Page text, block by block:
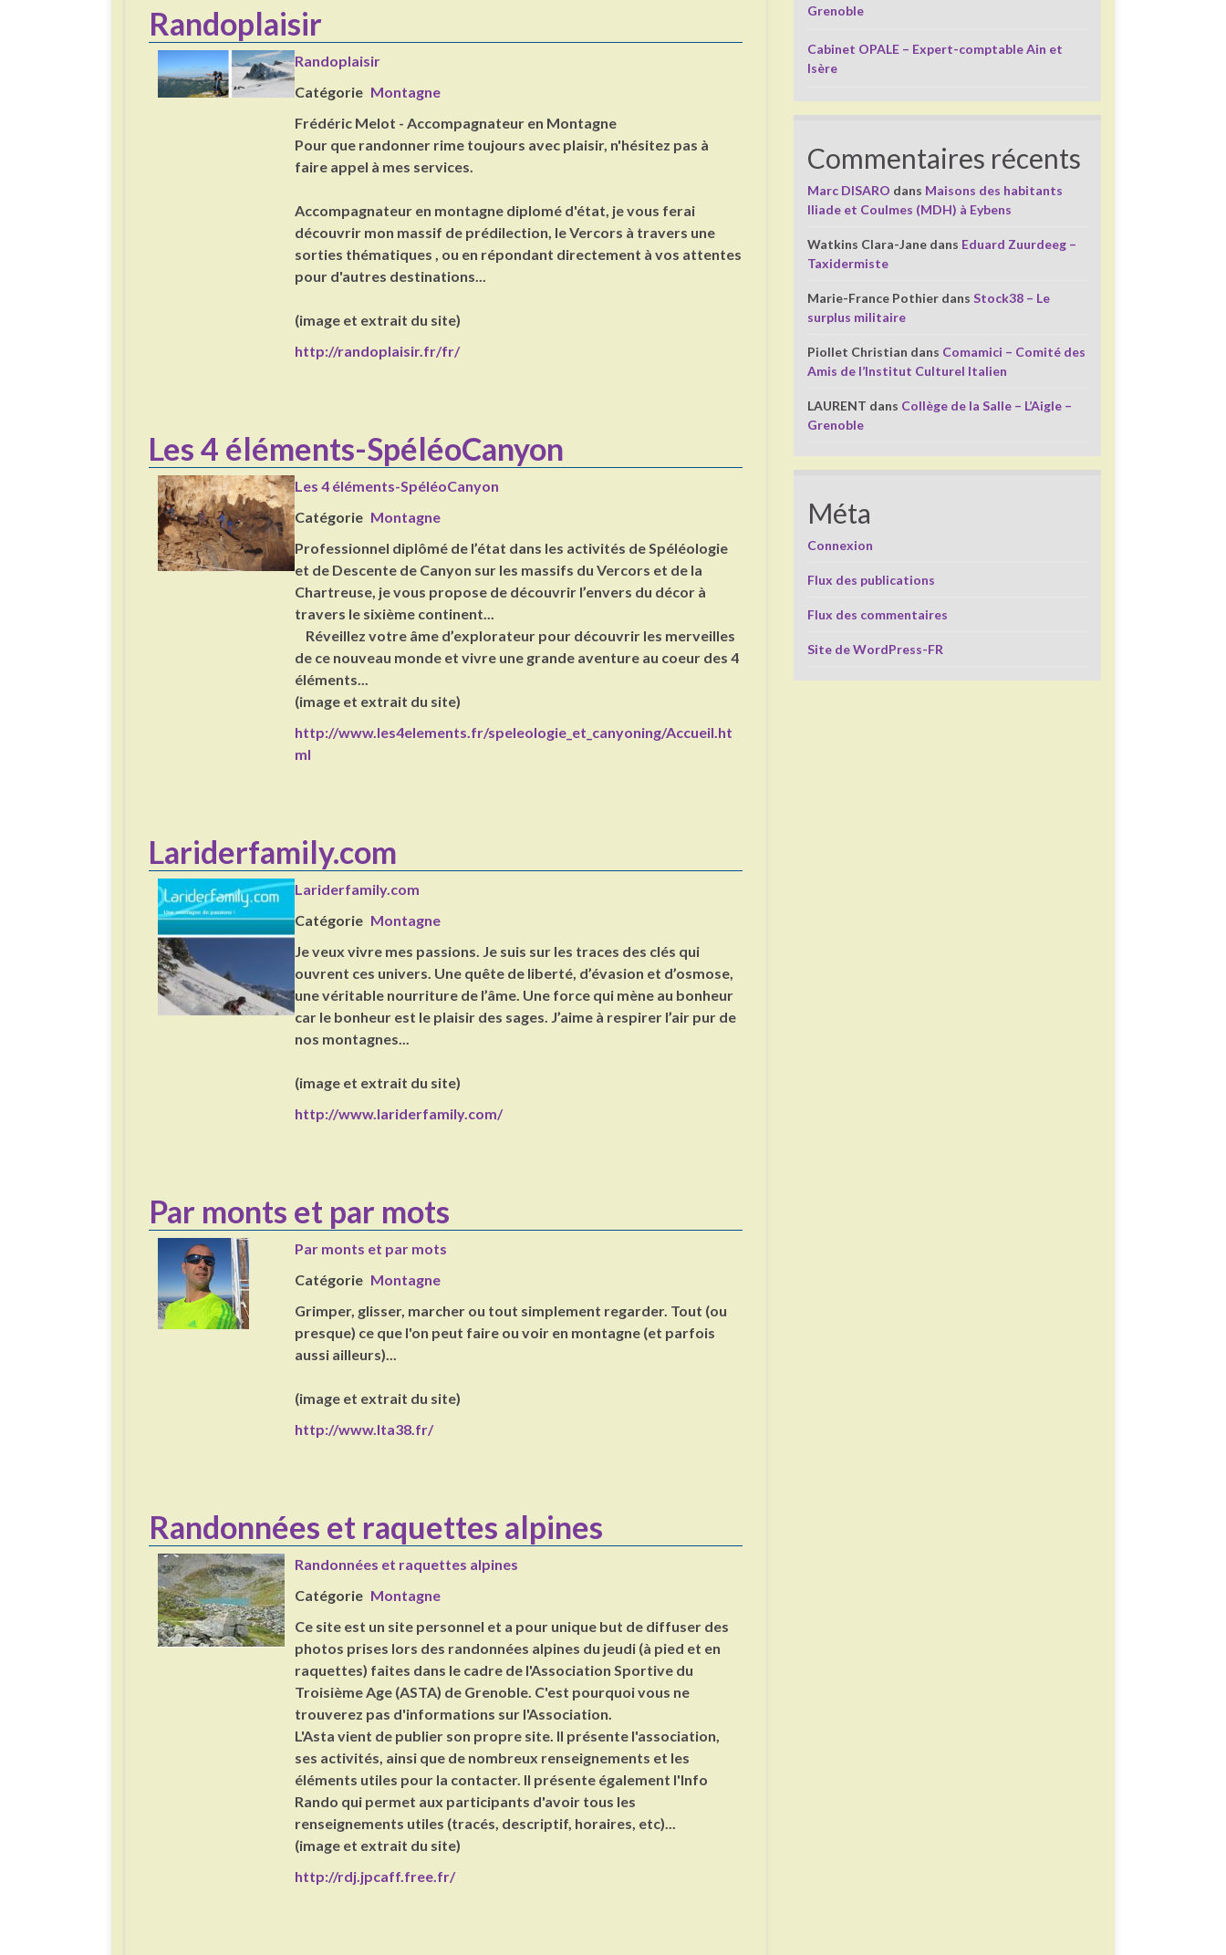
Randoplaisir
Randoplaisir
Catégorie Montagne
Frédéric Melot - Accompagnateur en Montagne
Pour que randonner rime toujours avec plaisir, n'hésitez pas à
faire appel à mes services.
Accompagnateur en montagne diplomé d'état, je vous ferai
découvrir mon massif de prédilection, le Vercors à travers une
sorties thématiques , ou en répondant directement à vos attentes
pour d'autres destinations...
(image et extrait du site)
http://randoplaisir.fr/fr/
Les 4 éléments-SpéléoCanyon
Les 4 éléments-SpéléoCanyon
Catégorie Montagne
Professionnel diplômé de l’état dans les activités de Spéléologie
et de Descente de Canyon sur les massifs du Vercors et de la
Chartreuse, je vous propose de découvrir l’envers du décor à
travers le sixième continent...
Réveillez votre âme d’explorateur pour découvrir les merveilles
de ce nouveau monde et vivre une grande aventure au coeur des 4
éléments...
(image et extrait du site)
http://www.les4elements.fr/speleologie_et_canyoning/Accueil.ht
ml
Lariderfamily.com
Lariderfamily.com
Catégorie Montagne
Je veux vivre mes passions. Je suis sur les traces des clés qui
ouvrent ces univers. Une quête de liberté, d’évasion et d’osmose,
une véritable nourriture de l’âme. Une force qui mène au bonheur
car le bonheur est le plaisir des sages. J’aime à respirer l’air pur de
nos montagnes...
(image et extrait du site)
http://www.lariderfamily.com/
Par monts et par mots
Par monts et par mots
Catégorie Montagne
Grimper, glisser, marcher ou tout simplement regarder. Tout (ou
presque) ce que l'on peut faire ou voir en montagne (et parfois
aussi ailleurs)...
(image et extrait du site)
http://www.lta38.fr/
Randonnées et raquettes alpines
Randonnées et raquettes alpines
Catégorie Montagne
Ce site est un site personnel et a pour unique but de diffuser des
photos prises lors des randonnées alpines du jeudi (à pied et en
raquettes) faites dans le cadre de l'Association Sportive du
Troisième Age (ASTA) de Grenoble. C'est pourquoi vous ne
trouverez pas d'informations sur l'Association.
L'Asta vient de publier son propre site. Il présente l'association,
ses activités, ainsi que de nombreux renseignements et les
éléments utiles pour la contacter. Il présente également l'Info
Rando qui permet aux participants d'avoir tous les
renseignements utiles (tracés, descriptif, horaires, etc)...
(image et extrait du site)
http://rdj.jpcaff.free.fr/
Grenoble
Cabinet OPALE – Expert-comptable Ain et
Isère
Commentaires récents
Marc DISARO dans Maisons des habitants
Iliade et Coulmes (MDH) à Eybens
Watkins Clara-Jane dans Eduard Zuurdeeg –
Taxidermiste
Marie-France Pothier dansStock38 – Le
surplus militaire
Piollet Christian dans Comamici – Comité des
Amis de l’Institut Culturel Italien
LAURENT dans Collège de la Salle – L’Aigle –
Grenoble
Méta
Connexion
Flux des publications
Flux des commentaires
Site de WordPress-FR